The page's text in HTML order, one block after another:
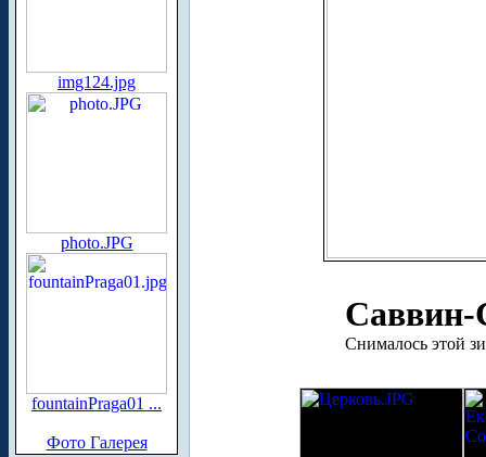
img124.jpg
photo.JPG
fountainPraga01 ...
Фото Галерея
Саввин-
Снималось этой